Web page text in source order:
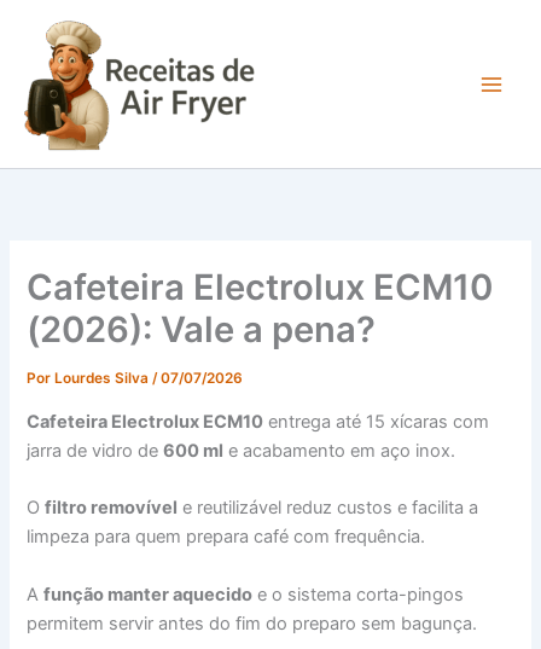
conteúdo
Cafeteira Electrolux ECM10
(2026): Vale a pena?
Por Lourdes Silva/07/07/2026
Cafeteira Electrolux ECM10 entrega até 15 xícaras com
jarra de vidro de600 ml e acabamento em aço inox.
Ofiltro removível e reutilizável reduz custos e facilita a
limpeza para quem prepara café com frequência.
Afunção manter aquecido e o sistema corta-pingos
permitem servir antes do fim do preparo sem bagunça.